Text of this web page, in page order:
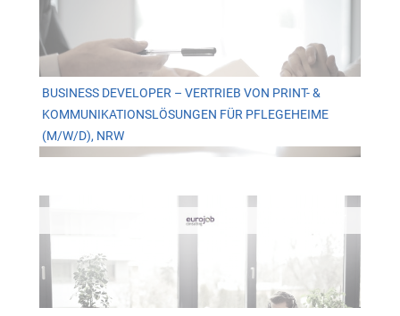
BUSINESS DEVELOPER – VERTRIEB VON PRINT- &
KOMMUNIKATIONSLÖSUNGEN FÜR PFLEGEHEIME
(M/W/D), NRW